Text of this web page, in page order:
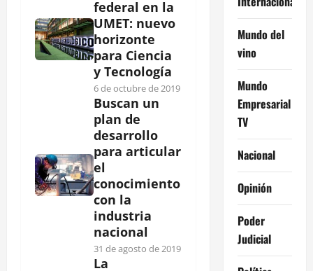
federal en la
UMET: nuevo
horizonte
para Ciencia
y Tecnología
6 de octubre de 2019
Buscan un
plan de
desarrollo
para articular
el
conocimiento
con la
industria
nacional
31 de agosto de 2019
La
Mundo del
vino
Mundo
Empresarial
TV
Nacional
Opinión
Poder
Judicial